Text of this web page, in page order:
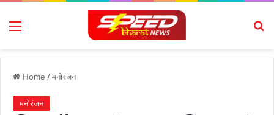
Menu
Home /मनोरंजन
मनोरंजन